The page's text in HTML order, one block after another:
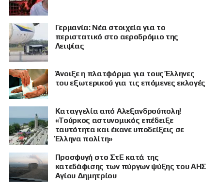
Γερμανία: Νέα στοιχεία για το
περιστατικό στο αεροδρόμιο της
Λειψίας
Άνοιξε η πλατφόρμα για τους Έλληνες
του εξωτερικού για τις επόμενες εκλογές
Καταγγελία από Αλεξανδρούπολη!
«Τούρκος αστυνομικός επέδειξε
ταυτότητα και έκανε υποδείξεις σε
Έλληνα πολίτη»
Προσφυγή στο ΣτΕ κατά της
κατεδάφισης των πύργων ψύξης του ΑΗΣ
Αγίου Δημητρίου